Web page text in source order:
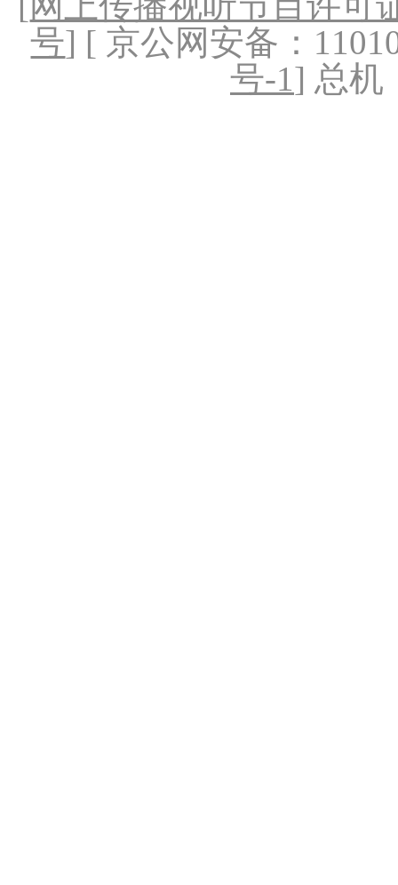
号] [ 京公网安备：
号-1] 总机